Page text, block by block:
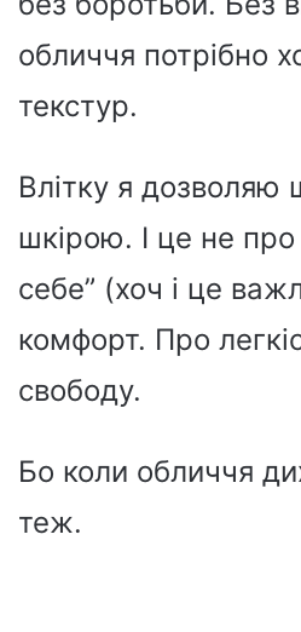
обличчя потрібно
текстур.
Влітку я дозволяю
шкірою. І це не про
себе” (хоч і це
комфорт. Про
свободу.
Бо коли обличчя
теж.